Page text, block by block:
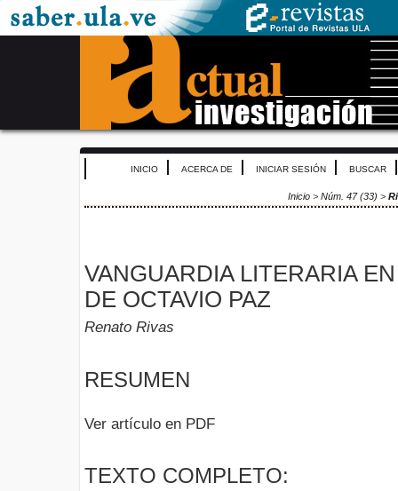
INICIO ACERCA DE INICIAR SESIÓN BUSCAR
Inicio > Núm. 47 (33) >
VANGUARDIA LITERARIA
DE OCTAVIO PAZ
Renato Rivas
RESUMEN
Ver artículo en PDF
TEXTO COMPLETO: